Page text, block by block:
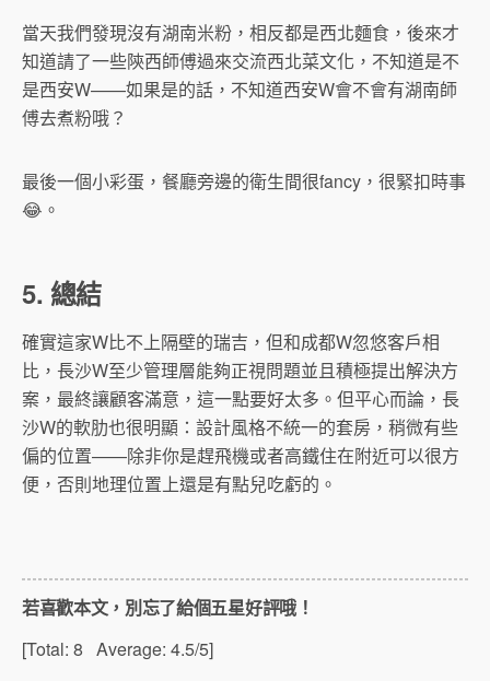
當天我們發現沒有湖南米粉，相反都是西北麵食，後來才
知道請了一些陝西師傅過來交流西北菜文化，不知道是不
是西安W——如果是的話，不知道西安W會不會有湖南師
傅去煮粉哦？
最後一個小彩蛋，餐廳旁邊的衛生間很fancy，很緊扣時事
😂。
5. 總結
確實這家W比不上隔壁的瑞吉，但和成都W忽悠客戶相
比，長沙W至少管理層能夠正視問題並且積極提出解決方
案，最終讓顧客滿意，這一點要好太多。但平心而論，長
沙W的軟肋也很明顯：設計風格不統一的套房，稍微有些
偏的位置——除非你是趕飛機或者高鐵住在附近可以很方
便，否則地理位置上還是有點兒吃虧的。
若喜歡本文，別忘了給個五星好評哦！
[Total: 8 Average: 4.5/5]